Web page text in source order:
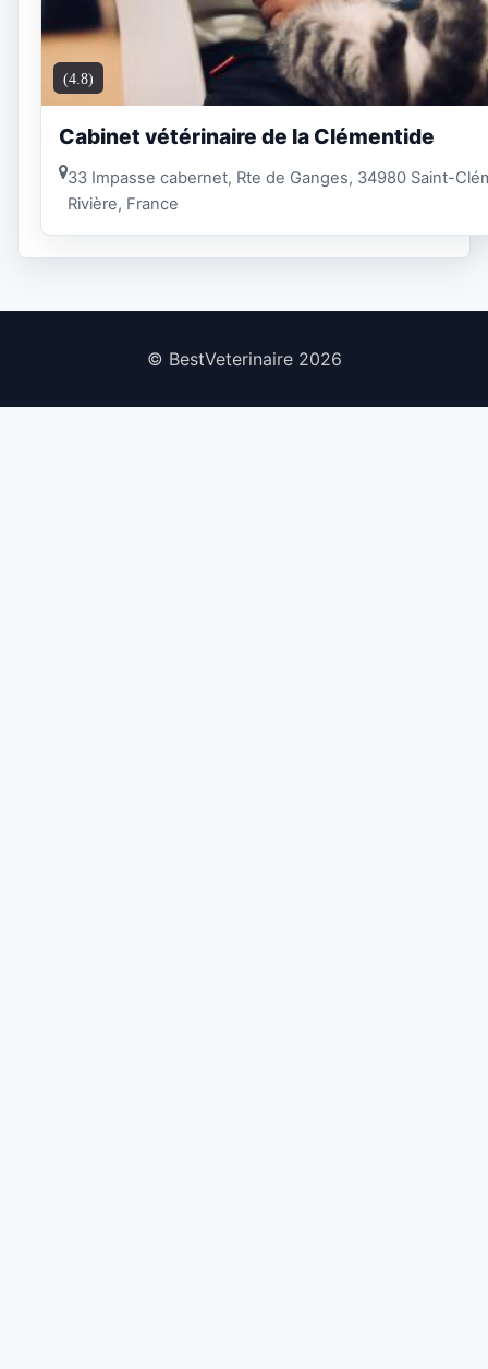
(4.8)
Cabinet vétérinaire de la Clémentide
33 Impasse cabernet, Rte de Ganges, 34980 Saint-
Rivière, France
© BestVeterinaire 2026